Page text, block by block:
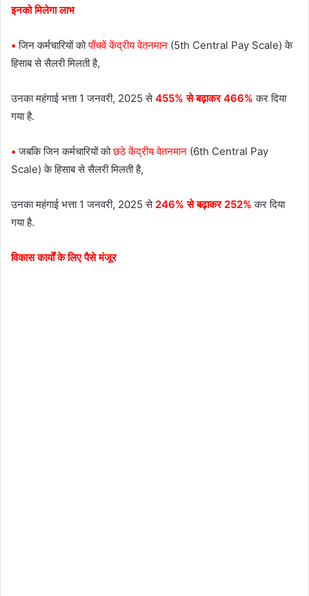
इनको मिलेगा लाभ
• जिन कर्मचारियों कोपाँचवें केंद्रीय वेतनमान (5th Central Pay Scale) के
हिसाब से सैलरी मिलती है,
उनका महंगाई भत्ता 1 जनवरी, 2025 से455% से बढ़ाकर 466% कर दिया
गया है.
• जबकि जिन कर्मचारियों कोछठे केंद्रीय वेतनमान (6th Central Pay
Scale) के हिसाब से सैलरी मिलती है,
उनका महंगाई भत्ता 1 जनवरी, 2025 से 246% से बढ़ाकर 252% कर दिया
गया है.
विकास कार्यों के लिए पैसे मंजूर